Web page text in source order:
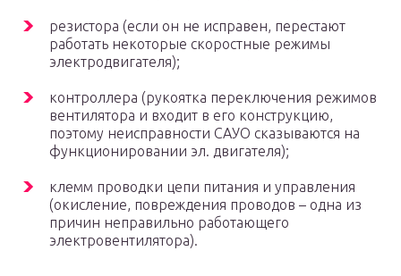
резистора (если он не исправен, перестают
работать некоторые скоростные режимы
электродвигателя);
контроллера (рукоятка переключения режимов
вентилятора и входит в его конструкцию,
поэтому неисправности САУО сказываются на
функционировании эл. двигателя);
клемм проводки цепи питания и управления
(окисление, повреждения проводов – одна из
причин неправильно работающего
электровентилятора).